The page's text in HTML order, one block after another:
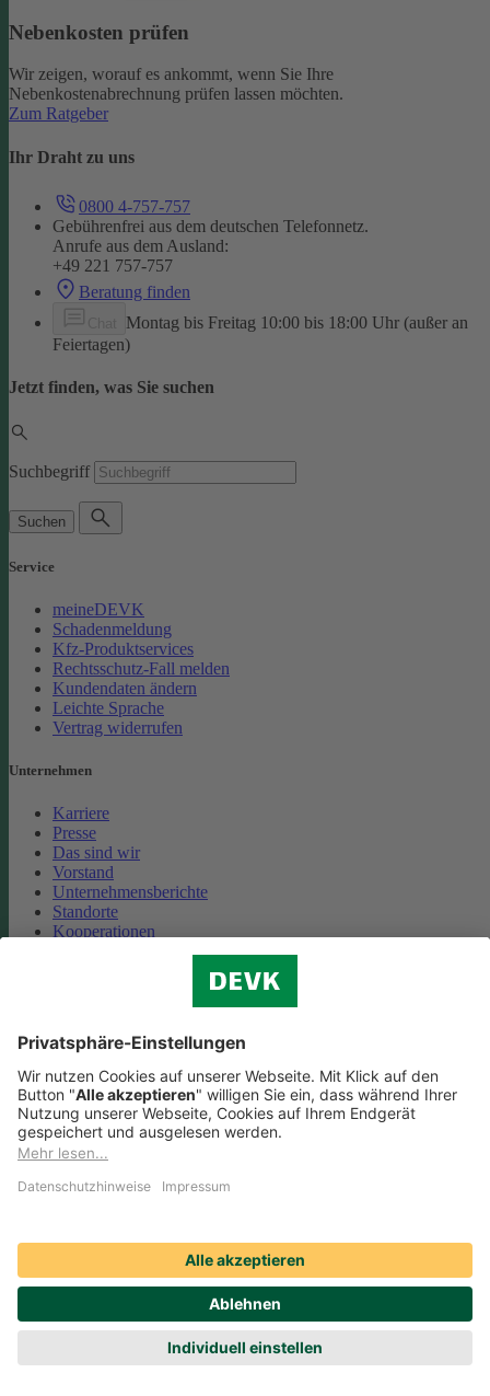
Nebenkosten prüfen
Wir zeigen, worauf es ankommt, wenn Sie Ihre
Nebenkostenabrechnung prüfen lassen möchten.
Zum Ratgeber
Ihr Draht zu uns
0800 4-757-757
Gebührenfrei aus dem deutschen Telefonnetz.
Anrufe aus dem Ausland:
+49 221 757-757
Beratung finden
Montag bis Freitag 10:00 bis 18:00 Uhr (außer an
Feiertagen)
Jetzt finden, was Sie suchen
Suchbegriff
Suchen
Service
meineDEVK
Schadenmeldung
Kfz-Produktservices
Rechtsschutz-Fall melden
Kundendaten ändern
Leichte Sprache
Vertrag widerrufen
Unternehmen
Karriere
Presse
Das sind wir
Vorstand
Unternehmensberichte
Standorte
Kooperationen
Partnerschaft Deutsche Bahn
Cookie-Einstellungen
Datenschutz
Streitbeilegung
Compliance
Social Media Icons sowie Verlinkungen, die mit
sind, führen auf externe Seiten. Die DEVK ist für die dortigen
Nutzungsbedingungen und Datenschutzbestimmungen nicht
verantwortlich. Mehr dazu erfahren Sie unterDatenschutz.